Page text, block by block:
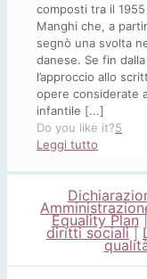
composti tra il
Manghi che, a
segnò una svolta
danese. Se fin
l’approccio allo
opere considerate
infantile [...]
Do you like it?5
Leggi tutto
e
narrare.
Saggi
su
Hans
Equality Plan
diritti sociali|